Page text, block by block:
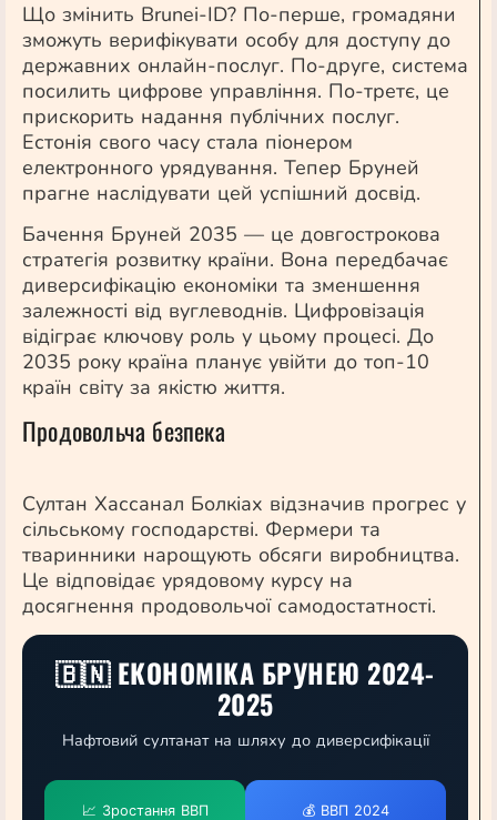
Що змінить Brunei-ID? По-перше, громадяни
зможуть верифікувати особу для доступу до
державних онлайн-послуг. По-друге, система
посилить цифрове управління. По-третє, це
прискорить надання публічних послуг.
Естонія свого часу стала піонером
електронного урядування. Тепер Бруней
прагне наслідувати цей успішний досвід.
Бачення Бруней 2035 — це довгострокова
стратегія розвитку країни. Вона передбачає
диверсифікацію економіки та зменшення
залежності від вуглеводнів. Цифровізація
відіграє ключову роль у цьому процесі. До
2035 року країна планує увійти до топ-10
країн світу за якістю життя.
Продовольча безпека
Султан Хассанал Болкіах відзначив прогрес у
сільському господарстві. Фермери та
тваринники нарощують обсяги виробництва.
Це відповідає урядовому курсу на
досягнення продовольчої самодостатності.
🇧🇳 ЕКОНОМІКА БРУНЕЮ 2024-
2025
Нафтовий султанат на шляху до диверсифікації
📈 Зростання ВВП
💰 ВВП 2024